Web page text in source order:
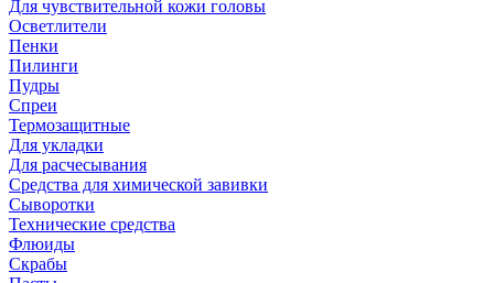
Для чувствительной кожи головы
Осветлители
Пенки
Пилинги
Пудры
Спреи
Термозащитные
Для укладки
Для расчесывания
Средства для химической завивки
Сыворотки
Технические средства
Флюиды
Скрабы